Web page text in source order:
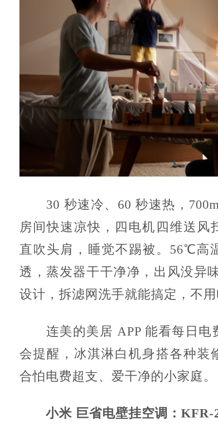
30 秒速冷、60 秒速热，
房间快速凉快，四电机四维送风
直吹头肩，睡觉不踢被。56℃高
透，蒸发器干干净净，出风没异
设计，拆滤网洗手就能搞定，不
连美的美居 APP 能看每日电
会提醒，冰淇淋白机身搭各种装
合怕电费超支、爱干净的小家庭。
小米 巨省电壁挂空调：KFR-